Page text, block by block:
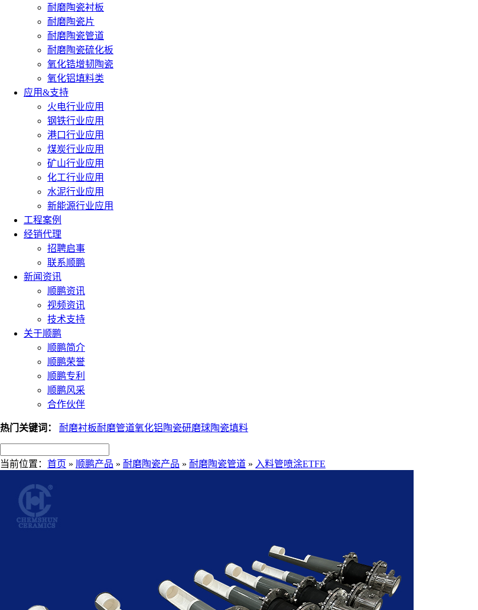
耐磨陶瓷衬板
耐磨陶瓷片
耐磨陶瓷管道
耐磨陶瓷硫化板
氧化锆增韧陶瓷
氧化铝填料类
应用&支持
火电行业应用
钢铁行业应用
港口行业应用
煤炭行业应用
矿山行业应用
化工行业应用
水泥行业应用
新能源行业应用
工程案例
经销代理
招聘启事
联系顺鹏
新闻资讯
顺鹏资讯
视频资讯
技术支持
关于顺鹏
顺鹏简介
顺鹏荣誉
顺鹏专利
顺鹏风采
合作伙伴
热门关键词： 耐磨衬板耐磨管道氧化铝陶瓷研磨球陶瓷填料
当前位置： 首页 » 顺鹏产品 » 耐磨陶瓷产品 » 耐磨陶瓷管道 » 入料管喷涂ETFE